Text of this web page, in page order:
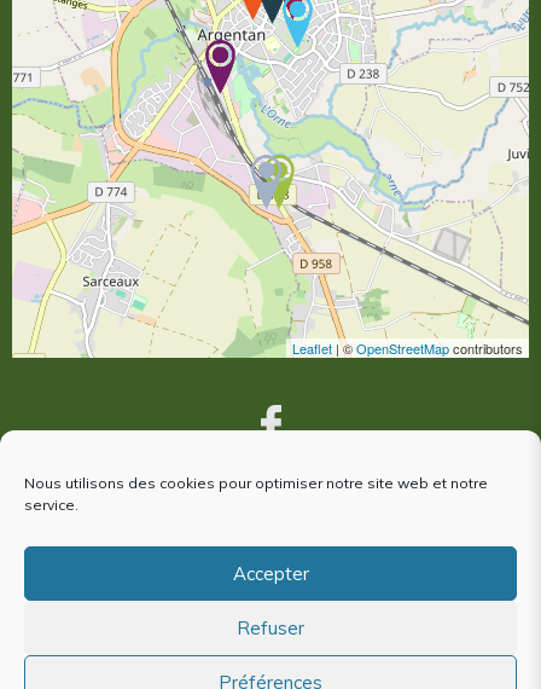
Nous utilisons des cookies pour optimiser notre site web et notre
service.
Accepter
Refuser
Préférences
Leaflet | ©OpenStreetMapcontributors
votre avis nous intéresse !